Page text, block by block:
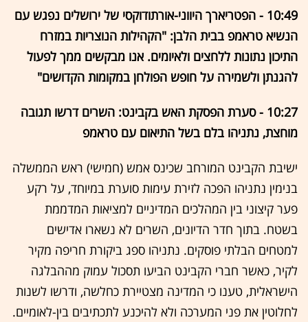
10:49 - הפטריארך היווני-אורתודוקסי של ירושלים נפגש עם
הנשיא טראמפ בבית הלבן: "הקהילות הנוצריות במזרח
התיכון נתונות ללחצים ולאיומים. אנו מבקשים ממך לפעול
להגנתן ולשמירה על חופש הפולחן במקומות הקדושים"
10:27 - סערת הפסקת האש בקבינט: השרים דרשו תגובה
מוחצת, נתניהו בלם בשל התיאום עם טראמפ
ישיבת הקבינט המורחב שכינס אמש (חמישי) ראש הממשלה
בנימין נתניהו הפכה לזירת עימות סוערת במיוחד, על רקע
פער קיצוני בין המהלכים המדיניים למציאות המדממת
בשטח. בתוך חדר הדיונים, השרים לא נשארו אדישים
למטחים הבלתי פוסקים. נתניהו ספג ביקורת חריפה מקיר
לקיר, כאשר חברי הקבינט הביעו תסכול עמוק מההבלגה
הישראלית, טענו כי המדינה מצטיירת כחלשה, ודרשו לשנות
לחלוטין את פני המערכה ולא להיכנע לתכתיבים בין-לאומיים.